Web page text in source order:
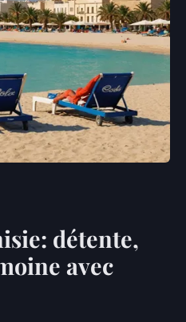
détente,
avec